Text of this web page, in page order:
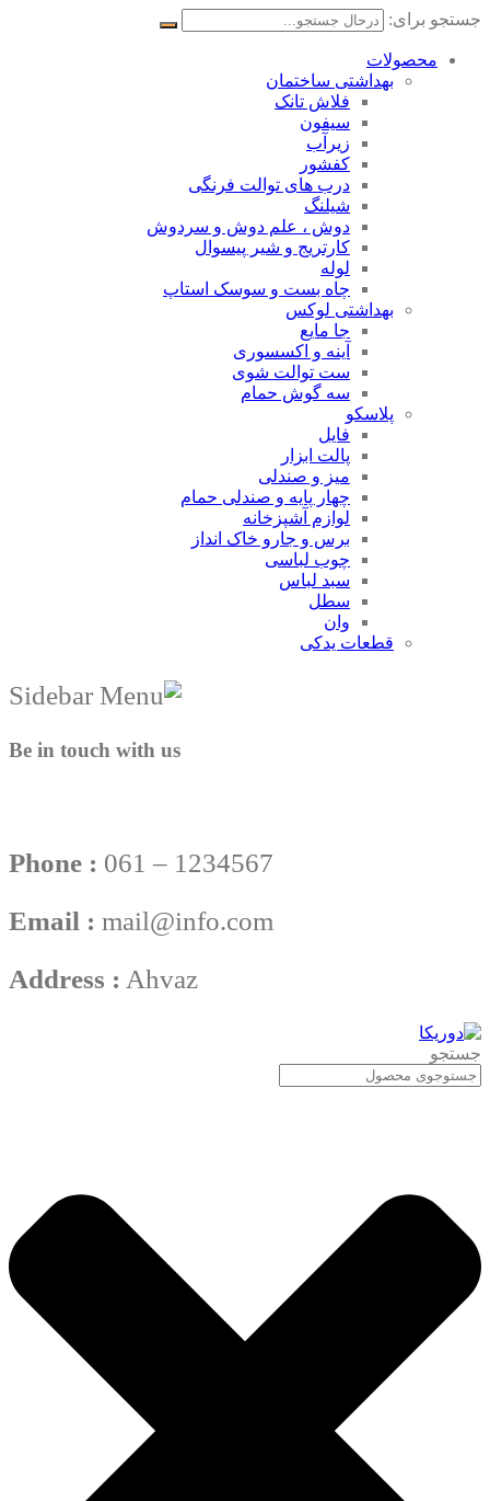
جستجو برای:
محصولات
بهداشتی ساختمان
فلاش تانک
سیفون
زیرآب
کفشور
درب های توالت فرنگی
شیلنگ
دوش ، علم دوش و سردوش
کارتریج و شیر پیسوال
لوله
چاه بست و سوسک استاپ
بهداشتی لوکس
جا مایع
آینه و اکسسوری
ست توالت شوی
سه گوش حمام
پلاسکو
فایل
پالت ابزار
میز و صندلی
چهار پایه و صندلی حمام
لوازم آشپزخانه
برس و جارو خاک انداز
چوب لباسی
سبد لباس
سطل
وان
قطعات یدکی
Be in touch with us
Phone : 061 – 1234567
Email : mail@info.com
Address : Ahvaz
جستجو